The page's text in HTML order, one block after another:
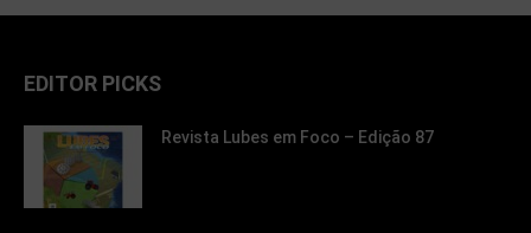
EDITOR PICKS
Revista Lubes em Foco – Edição 87